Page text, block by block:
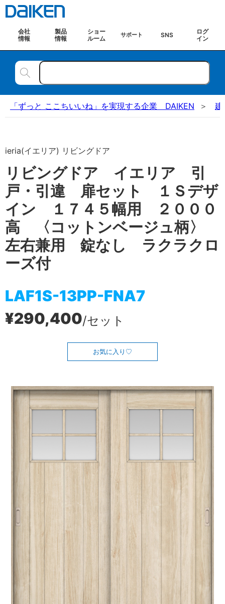
会社
情報
製品
情報
ショー
ルーム
サポート SNS
ログ
イン
「ずっと ここちいいね」を実現する企業 DAIKEN 建
ieria(イエリア) リビングドア
リビングドア イエリア 引
戸・引違 扉セット １Ｓデザ
イン １７４５幅用 ２０００
高 〈コットンベージュ柄〉
左右兼用 錠なし ラクラクロ
ーズ付
LAF1S-13PP-FNA7
¥290,400/セット
お気に入り